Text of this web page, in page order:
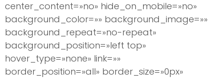
center_content=»no» hide_on_mobile=»no»
background_color=»» background_image=»»
background_repeat=»no-repeat»
background_position=»left top»
hover_type=»none» link=»»
border_position=»all» border_size=»0px»